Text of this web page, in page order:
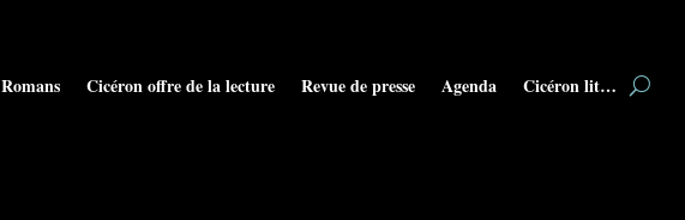
Romans Cicéron offre de la lecture Revue de presse Agenda Cicéron lit…